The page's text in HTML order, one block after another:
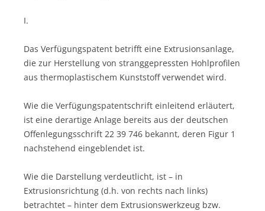
I.
Das Verfügungspatent betrifft eine Extrusionsanlage,
die zur Herstellung von stranggepressten Hohlprofilen
aus thermoplastischem Kunststoff verwendet wird.
Wie die Verfügungspatentschrift einleitend erläutert,
ist eine derartige Anlage bereits aus der deutschen
Offenlegungsschrift 22 39 746 bekannt, deren Figur 1
nachstehend eingeblendet ist.
Wie die Darstellung verdeutlicht, ist – in
Extrusionsrichtung (d.h. von rechts nach links)
betrachtet – hinter dem Extrusionswerkzeug bzw.